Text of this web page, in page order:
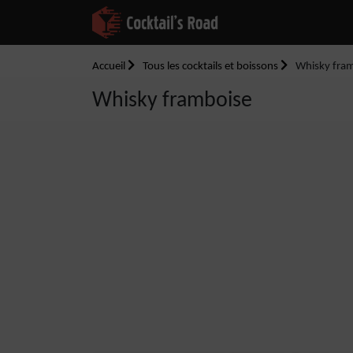
Accueil Tous les cocktails et boissons Whisky
Whisky framboise